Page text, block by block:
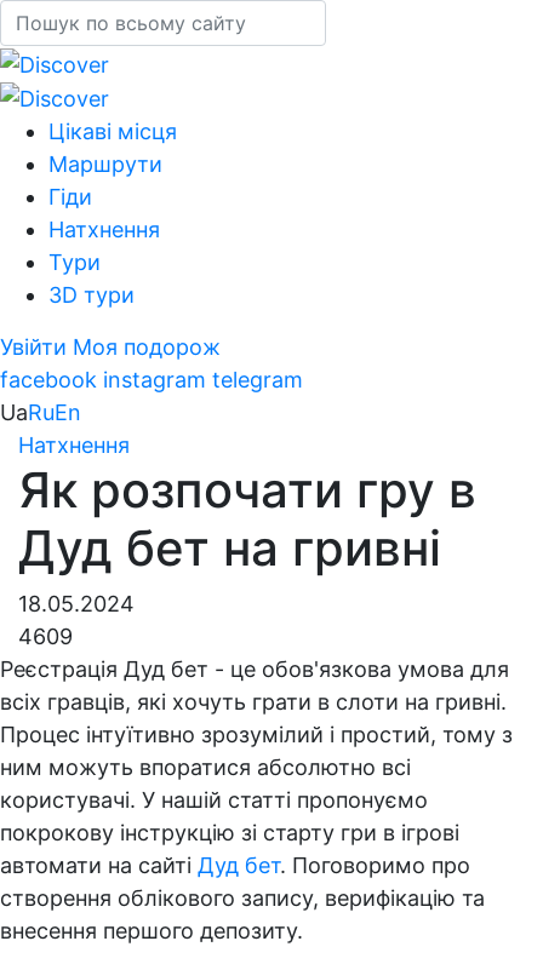
Цікаві місця
Маршрути
Гіди
Натхнення
Тури
3D тури
Увійти Моя подорож
facebook instagram telegram
UaRuEn
Натхнення
Як розпочати гру в
Дуд бет на гривні
18.05.2024
4609
Реєстрація Дуд бет - це обов'язкова умова для
всіх гравців, які хочуть грати в слоти на гривні.
Процес інтуїтивно зрозумілий і простий, тому з
ним можуть впоратися абсолютно всі
користувачі. У нашій статті пропонуємо
покрокову інструкцію зі старту гри в ігрові
автомати на сайті Дуд бет. Поговоримо про
створення облікового запису, верифікацію та
внесення першого депозиту.